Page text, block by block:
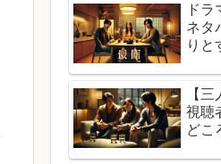
ド
ネタ
りと
【
視聴
どこ